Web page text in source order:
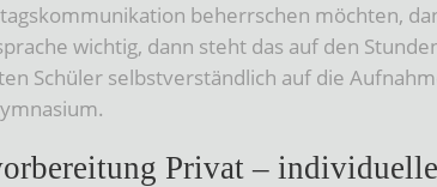
beherrschen möchten,
wichtig, dann steht das auf den
Schüler selbstverständlich auf die
Privat –